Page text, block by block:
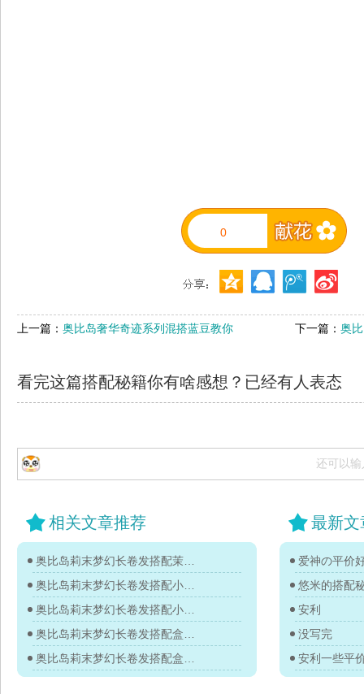
0
上一篇： 奥比岛奢华奇迹系列混搭蓝豆教你 下一篇： 奥
看完这篇搭配秘籍你有啥感想？已经有人表态
还可以输
相关文章推荐 最新文
爱神の平价
悠米的搭配
安利
没写完
安利一些平